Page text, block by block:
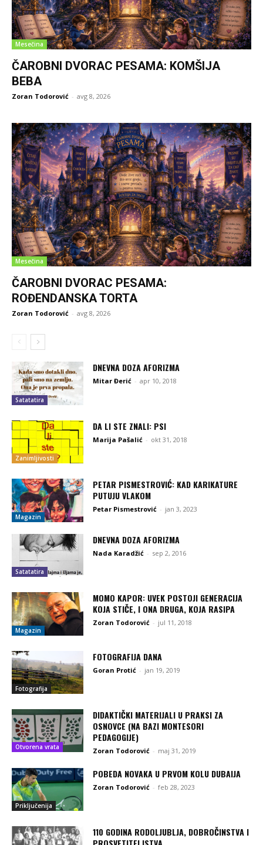
Mesečina
ČAROBNI DVORAC PESAMA: KOMŠIJA
BEBA
Zoran Todorović - avg 8, 2026
Mesečina
ČAROBNI DVORAC PESAMA:
ROĐENDANSKA TORTA
Zoran Todorović - avg 8, 2026
Satatatira
DNEVNA DOZA AFORIZMA
Mitar Đerić - apr 10, 2018
Zanimljivosti
DA LI STE ZNALI: PSI
Marija Pašalić - okt 31, 2018
Magazin
PETAR PISMESTROVIĆ: KAD KARIKATURE
PUTUJU VLAKOM
Petar Pismestrović - jan 3, 2023
Satatatira
DNEVNA DOZA AFORIZMA
Nada Karadžić - sep 2, 2016
Magazin
MOMO KAPOR: UVEK POSTOJI GENERACIJA
KOJA STIČE, I ONA DRUGA, KOJA RASIPA
Zoran Todorović - jul 11, 2018
Fotografija
FOTOGRAFIJA DANA
Goran Protić - jan 19, 2019
Otvorena vrata
DIDAKTIČKI MATERIJALI U PRAKSI ZA
OSNOVCE (NA BAZI MONTESORI
PEDAGOGIJE)
Zoran Todorović - maj 31, 2019
Priključenija
POBEDA NOVAKA U PRVOM KOLU DUBAIJA
Zoran Todorović - feb 28, 2023
110 GODINA RODOLJUBLJA, DOBROČINSTVA I